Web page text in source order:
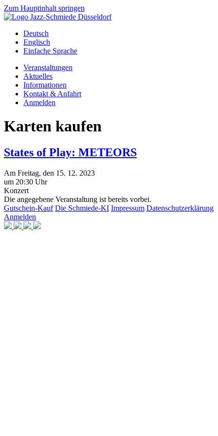
Zum Hauptinhalt springen
Deutsch
Englisch
Einfache Sprache
Veranstaltungen
Aktuelles
Informationen
Kontakt & Anfahrt
Anmelden
Karten kaufen
States of Play: METEORS
Am Freitag, den 15. 12. 2023
um 20:30 Uhr
Konzert
Die angegebene Veranstaltung ist bereits vorbei.
Gutschein-Kauf Die Schmiede-KI Impressum Datenschutzerklärung
Anmelden